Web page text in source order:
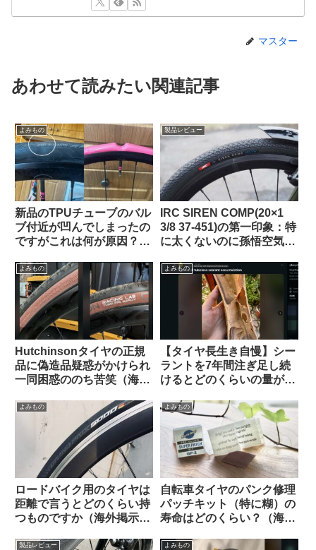
マスター
あわせて読みたい関連記事
よみもの
新品のTPUチューブのバル
ブ付近が凹んでしまったの
ですがこれは何が原因？
製品レビュー
IRC SIREN COMP(20×1
3/8 37-451)の第一印象：特
に太くないのに孫悟空気分
（ガチ競技用の高級タイ
ヤ）【Tern Crest カスタマ
よみもの
Hutchinsonタイヤの正規
品に偽造品疑惑がかけられ
一同困惑ののち苦笑（海外
よみもの
【タイヤ長生き自慢】シー
ラントを7年間注ぎ足し続
けるとどのくらいの量が溜
ら）
よみもの
ロードバイク用のタイヤは
距離で言うとどのくらい持
つものですか（海外掲示板
よみもの
自転車タイヤのパンク修理
パッチキット（特に糊）の
寿命はどのくらい？（海外
製品レビュー よみもの